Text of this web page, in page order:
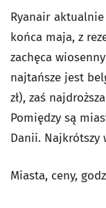
Ryanair
końca maja, z
zachęca
najtańsze jest
zł), zaś
Pomiędzy są
Danii. Najkrótszy
Miasta, ceny,